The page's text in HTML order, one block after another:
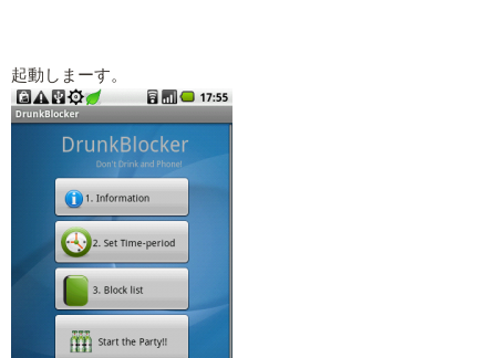
起動しまーす。